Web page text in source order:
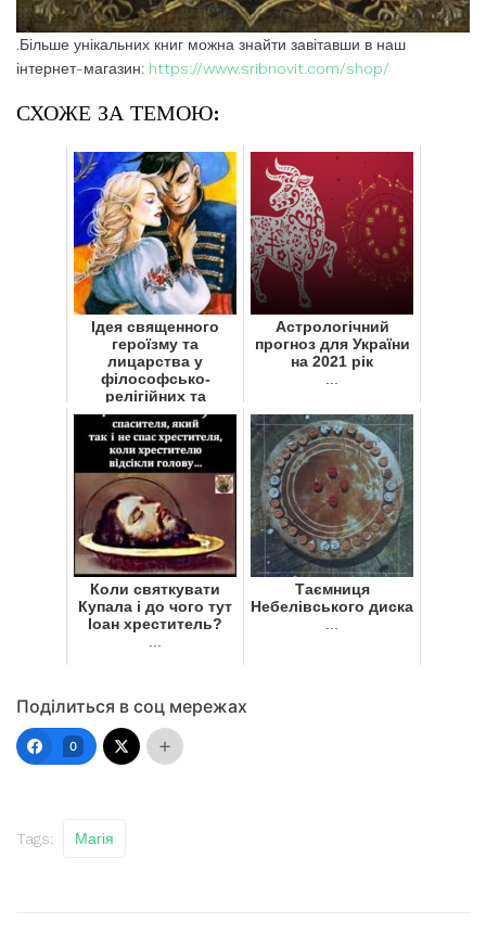
.Більше унікальних книг можна знайти завітавши в наш
інтернет-магазин: https://www.sribnovit.com/shop/
СХОЖЕ ЗА ТЕМОЮ:
Ідея священного
героїзму та
лицарства у
філософсько-
релігійних та
життєвих пошуках
Володимира Шаяна
...
Астрологічний
прогноз для України
на 2021 рік
Коли святкувати
Купала і до чого тут
Іоан хреститель?
Таємниця
Небелівського диска
Поділиться в соц мережах
0
Tags: Магія